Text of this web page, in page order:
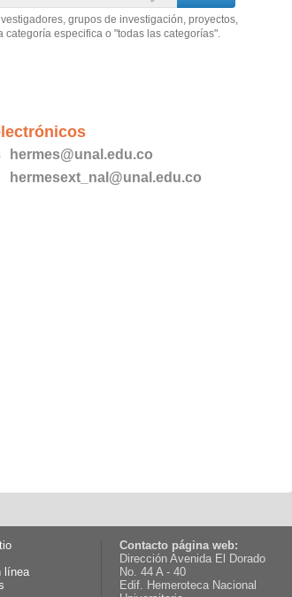
grupos de investigación, proyectos,
especifica o "todas las categorías".
hermes@unal.edu.co
hermesext_nal@unal.edu.co
línea
Contacto página web:
Dirección Avenida El Dorado
No. 44 A - 40
Edif. Hemeroteca Nacional